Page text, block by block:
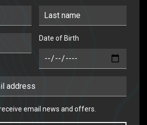
Last Name
DOB
Date of Birth
email news and offers.
email news and offers.